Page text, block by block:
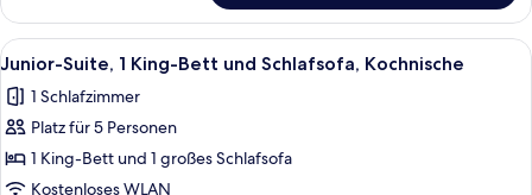
Suite,
Schlafzimmer
Alle
Fotos
für
Junior-
Suite,
1 King-
42-Zoll-Flachbildfernseher mit
4
Junior-Suite, 1 King-Bett und Schlafsofa, Kochnische
1 Schlafzimmer
Platz für 5 Personen
1 King-Bett und 1 großes Schlafsofa
Kostenloses WLAN